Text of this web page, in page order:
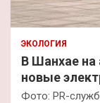
ЭКОЛОГИЯ
В Шанхае на
новые
Фото: PR-